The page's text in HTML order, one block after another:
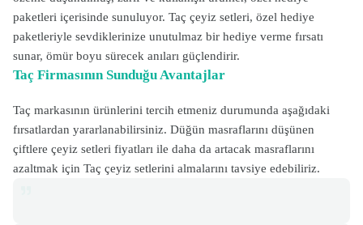
paketleri içerisinde sunuluyor. Taç çeyiz setleri, özel hediye
paketleriyle sevdiklerinize unutulmaz bir hediye verme fırsatı
sunar, ömür boyu sürecek anıları güçlendirir.
Taç Firmasının Sunduğu Avantajlar
Taç markasının ürünlerini tercih etmeniz durumunda aşağıdaki
fırsatlardan yararlanabilirsiniz. Düğün masraflarını düşünen
çiftlere çeyiz setleri fiyatları ile daha da artacak masraflarını
azaltmak için Taç çeyiz setlerini almalarını tavsiye edebiliriz.